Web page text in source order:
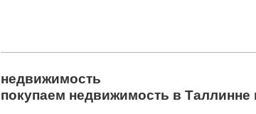
недвижимость
покупаем недвижимость в Таллинне